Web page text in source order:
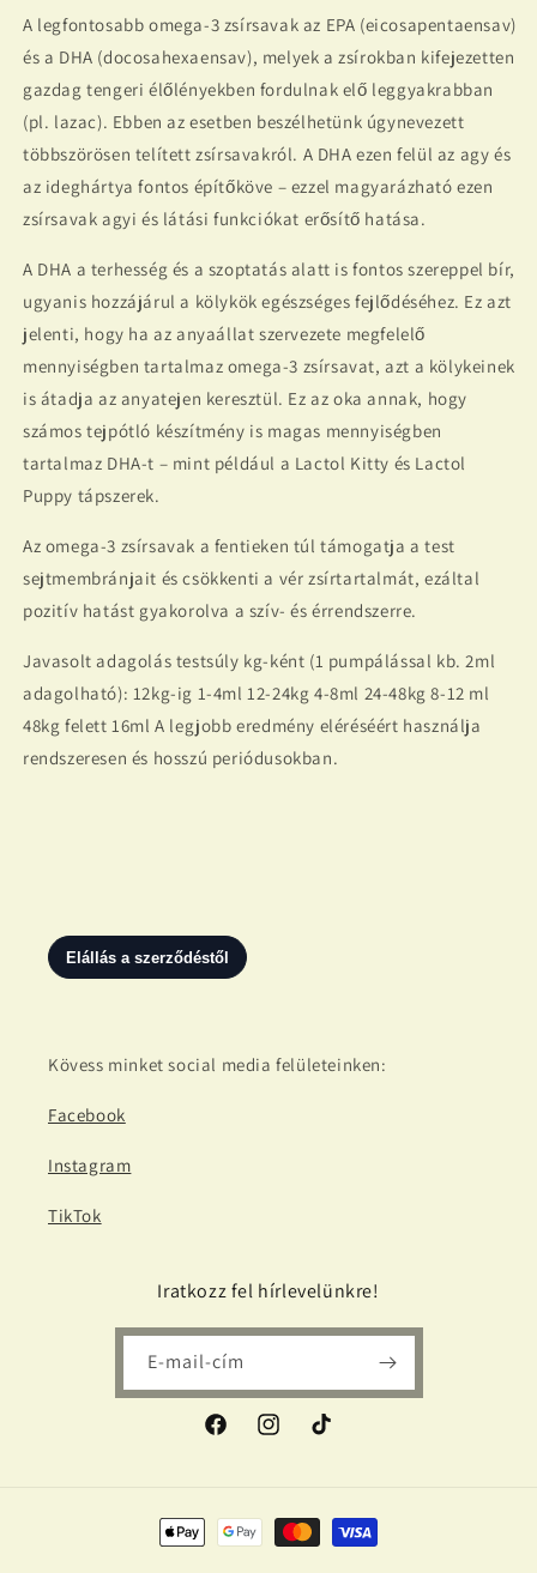
A legfontosabb omega-3 zsírsavak az EPA (eicosapentaensav)
és a DHA (docosahexaensav), melyek a zsírokban kifejezetten
gazdag tengeri élőlényekben fordulnak elő leggyakrabban
(pl. lazac). Ebben az esetben beszélhetünk úgynevezett
többszörösen telített zsírsavakról. A DHA ezen felül az agy és
az ideghártya fontos építőköve – ezzel magyarázható ezen
zsírsavak agyi és látási funkciókat erősítő hatása.
A DHA a terhesség és a szoptatás alatt is fontos szereppel bír,
ugyanis hozzájárul a kölykök egészséges fejlődéséhez. Ez azt
jelenti, hogy ha az anyaállat szervezete megfelelő
mennyiségben tartalmaz omega-3 zsírsavat, azt a kölykeinek
is átadja az anyatejen keresztül. Ez az oka annak, hogy
számos tejpótló készítmény is magas mennyiségben
tartalmaz DHA-t – mint például a Lactol Kitty és Lactol
Puppy tápszerek.
Az omega-3 zsírsavak a fentieken túl támogatja a test
sejtmembránjait és csökkenti a vér zsírtartalmát, ezáltal
pozitív hatást gyakorolva a szív- és érrendszerre.
Javasolt adagolás testsúly kg-ként (1 pumpálással kb. 2ml
adagolható): 12kg-ig 1-4ml 12-24kg 4-8ml 24-48kg 8-12 ml
48kg felett 16ml A legjobb eredmény eléréséért használja
rendszeresen és hosszú periódusokban.
Kövess minket social media felületeinken:
Facebook
Instagram
TikTok
Iratkozz fel hírlevelünkre!
E-mail-cím
FacebookInstagramTikTok
Fizetési
módok